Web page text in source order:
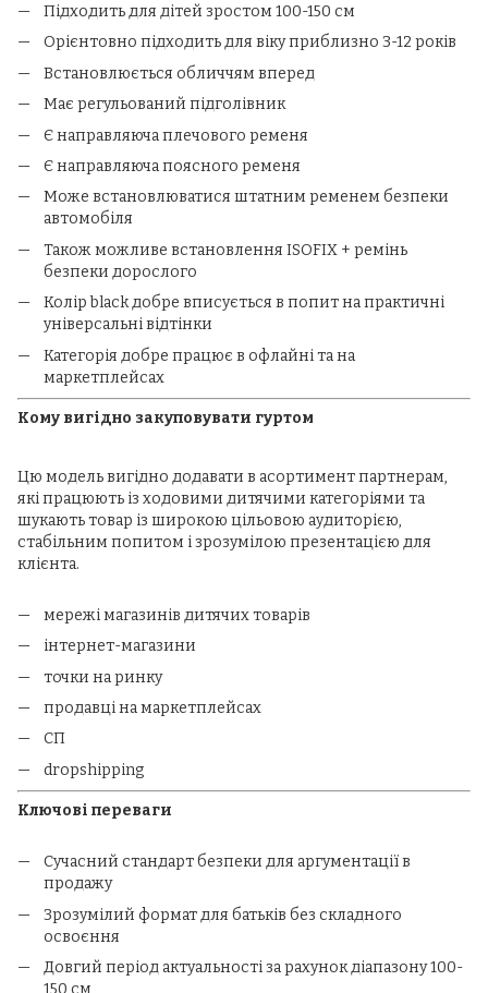
Підходить для дітей зростом 100-150 см
Орієнтовно підходить для віку приблизно 3-12 років
Встановлюється обличчям вперед
Має регульований підголівник
Є направляюча плечового ременя
Є направляюча поясного ременя
Може встановлюватися штатним ременем безпеки
автомобіля
Також можливе встановлення ISOFIX + ремінь
безпеки дорослого
Колір black добре вписується в попит на практичні
універсальні відтінки
Категорія добре працює в офлайні та на
маркетплейсах
Кому вигідно закуповувати гуртом
Цю модель вигідно додавати в асортимент партнерам,
які працюють із ходовими дитячими категоріями та
шукають товар із широкою цільовою аудиторією,
стабільним попитом і зрозумілою презентацією для
клієнта.
мережі магазинів дитячих товарів
інтернет-магазини
точки на ринку
продавці на маркетплейсах
СП
dropshipping
Ключові переваги
Сучасний стандарт безпеки для аргументації в
продажу
Зрозумілий формат для батьків без складного
освоєння
Довгий період актуальності за рахунок діапазону 100-
150 см